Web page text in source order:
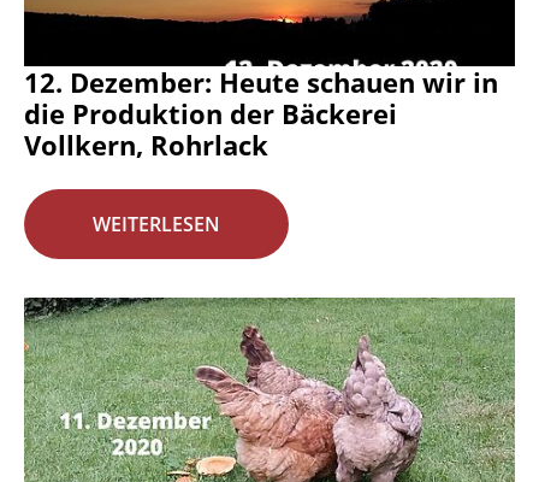
12. Dezember: Heute schauen wir in
die Produktion der Bäckerei
Vollkern, Rohrlack
WEITERLESEN